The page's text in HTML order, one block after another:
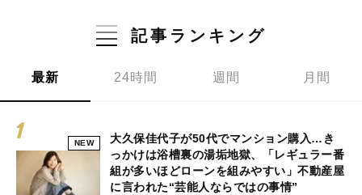
記事ランキング
最新 24時間 週間 月間
NEW
大久保佳代子が50代でマンション購入…き
っかけは浴槽裏の湯垢地獄、「レギュラー番
組が多いほどローンを組みやすい」不動産屋
に言われた“芸能人ならではの事情”